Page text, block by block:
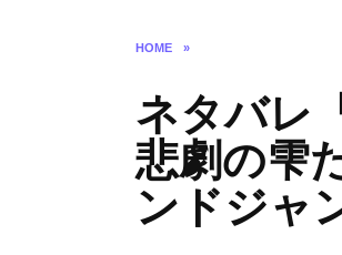
HOME »
ネタバレ
悲劇の雫
ンドジャ